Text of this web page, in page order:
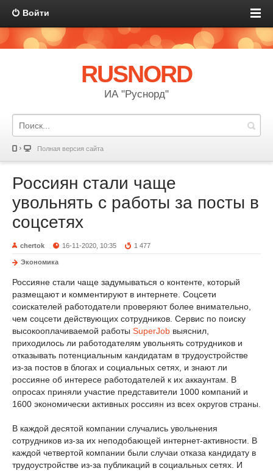
Войти
RUSNORD
ИА "Руснорд"
Полная версия сайта
Россиян стали чаще
увольнять с работы за посты в
соцсетях
chertok 16-11-2020, 10:35 1 477
Экономика
Россияне стали чаще задумываться о контенте, который
размещают и комментируют в интернете. Соцсети
соискателей работодатели проверяют более внимательно,
чем соцсети действующих сотрудников. Сервис по поиску
высокооплачиваемой работы SuperJob выяснил,
приходилось ли работодателям увольнять сотрудников и
отказывать потенциальным кандидатам в трудоустройстве
из-за постов в блогах и социальных сетях, и знают ли
россияне об интересе работодателей к их аккаунтам. В
опросах приняли участие представители 1000 компаний и
1600 экономически активных россиян из всех округов страны.
В каждой десятой компании случались увольнения
сотрудников из-за их неподобающей интернет-активности. В
каждой четвертой компании были случаи отказа кандидату в
трудоустройстве из-за публикаций в социальных сетях. И